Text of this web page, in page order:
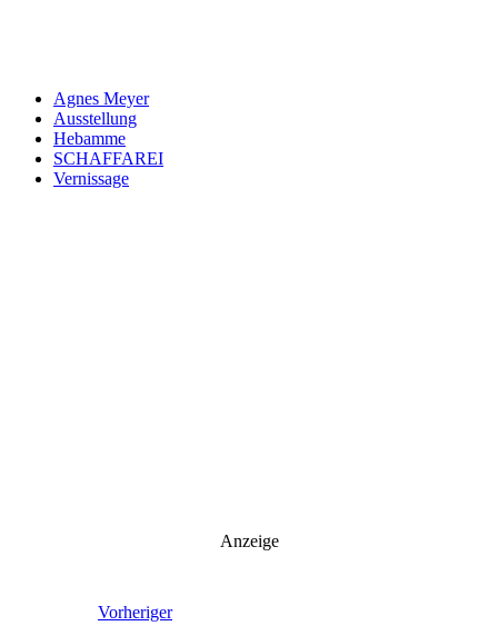
Agnes Meyer
Ausstellung
Hebamme
SCHAFFAREI
Vernissage
Anzeige
Vorheriger